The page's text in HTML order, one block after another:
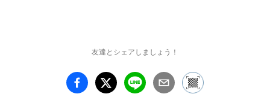
で作られたそれは、写真
るように暴力的な存在感
を放ち、展覧会に一抹の
友達とシェアしましょう！